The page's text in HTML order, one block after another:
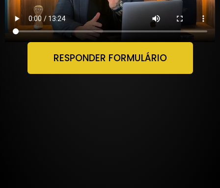
RESPONDER FORMULÁRIO